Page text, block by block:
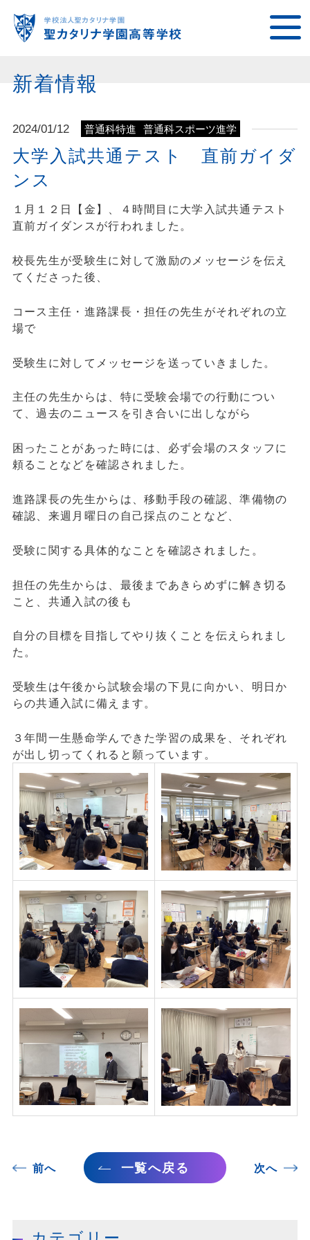
新着情報
2024/01/12 普通科特進 普通科スポーツ進学
大学入試共通テスト 直前ガイダ
ンス
１月１２日【金】、４時間目に大学入試共通テスト
直前ガイダンスが行われました。
校長先生が受験生に対して激励のメッセージを伝え
てくださった後、
コース主任・進路課長・担任の先生がそれぞれの立
場で
受験生に対してメッセージを送っていきました。
主任の先生からは、特に受験会場での行動につい
て、過去のニュースを引き合いに出しながら
困ったことがあった時には、必ず会場のスタッフに
頼ることなどを確認されました。
進路課長の先生からは、移動手段の確認、準備物の
確認、来週月曜日の自己採点のことなど、
受験に関する具体的なことを確認されました。
担任の先生からは、最後まであきらめずに解き切る
こと、共通入試の後も
自分の目標を目指してやり抜くことを伝えられまし
た。
受験生は午後から試験会場の下見に向かい、明日か
らの共通入試に備えます。
３年間一生懸命学んできた学習の成果を、それぞれ
が出し切ってくれると願っています。
前へ 次へ
一覧へ戻る